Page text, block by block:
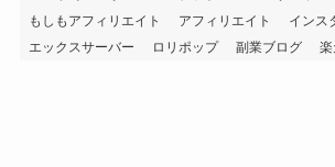
もしもアフィリエイト
アフィリエイト
インス
エックスサーバー
ロリポップ 副業ブログ 楽